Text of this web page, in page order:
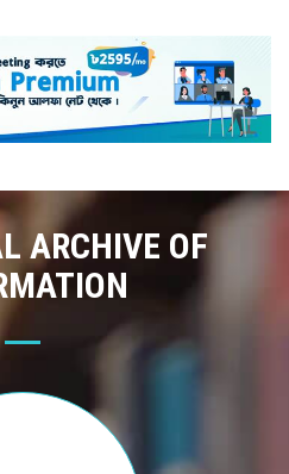
ARCHIVE OF